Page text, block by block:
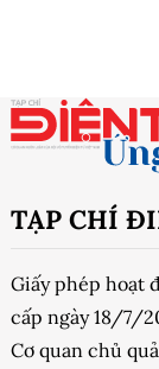
TẠP CHÍ
Giấy phép hoạt
cấp ngày 18/7/
Cơ quan chủ